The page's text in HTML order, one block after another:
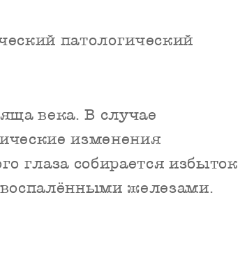
патологический
века. В случае
изменения
глаза собирается избыток
железами.